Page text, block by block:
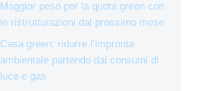
Maggior peso per la quota green con
le ristrutturazioni dal prossimo mese
Casa green: ridurre l’impronta
ambientale partendo dai consumi di
luce e gas